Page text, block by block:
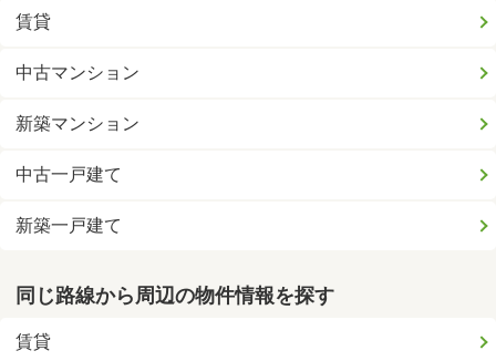
賃貸
中古マンション
新築マンション
中古一戸建て
新築一戸建て
同じ路線から周辺の物件情報を探す
賃貸